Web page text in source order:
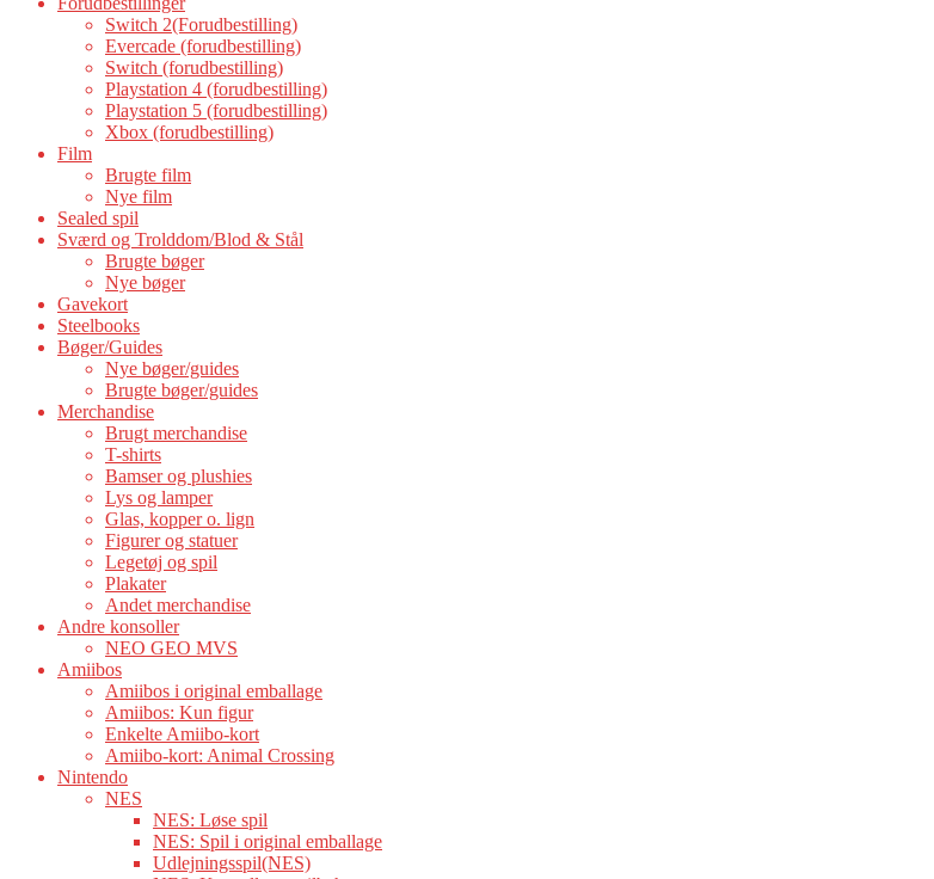
Switch 2(Forudbestilling)
Evercade (forudbestilling)
Switch (forudbestilling)
Playstation 4 (forudbestilling)
Playstation 5 (forudbestilling)
Xbox (forudbestilling)
Film
Brugte film
Nye film
Sealed spil
Sværd og Trolddom/Blod & Stål
Brugte bøger
Nye bøger
Gavekort
Steelbooks
Bøger/Guides
Nye bøger/guides
Brugte bøger/guides
Merchandise
Brugt merchandise
T-shirts
Bamser og plushies
Lys og lamper
Glas, kopper o. lign
Figurer og statuer
Legetøj og spil
Plakater
Andet merchandise
Andre konsoller
NEO GEO MVS
Amiibos
Amiibos i original emballage
Amiibos: Kun figur
Enkelte Amiibo-kort
Amiibo-kort: Animal Crossing
Nintendo
NES
NES: Løse spil
NES: Spil i original emballage
Udlejningsspil(NES)